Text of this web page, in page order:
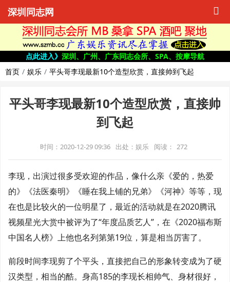
深圳同志网
点此进入》 深圳、广州、广东同志会所、SPA、按摩导航
首页
娱乐 平头哥李现最新10个造型欣赏，直接帅到飞起
平头哥李现最新10个造型欣赏，直接帅
到飞起
时间：2020-12-29 09:36 出处：娱乐 阅读： 272
李现，出演过很多受欢迎的作品，像什么亲《爱的，热爱
的》《法医秦明》《睡在我上铺的兄弟》《河神》等等，现
在也是比较火的一位明星了，最近的活动就是在2020腾讯
视频星光大赏中被评为了“年度品质艺人”，在《2020福布斯
中国名人榜》上他也名列第第19位，算是相当厉害了。
前段时间李现剪了个平头，直接把自己的形象转变成为了硬
汉类型，相当的酷。身高185的李现长相帅气、身材很好，